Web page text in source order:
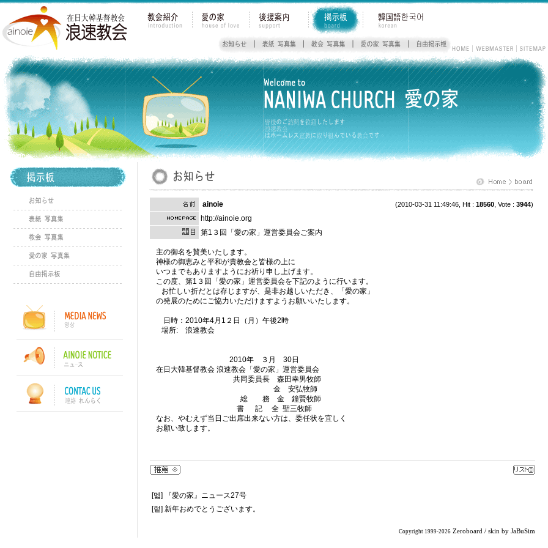
ainoie (2010-03-31 11:49:46, Hit : 18560 , Vote : 3944)
http://ainoie.org
第1３回「愛の家」運営委員会ご案内
主の御名を賛美いたします。
神様の御恵みと平和が貴教会と皆様の上に
いつまでもありますようにお祈り申し上げます。
この度、第1３回「愛の家」運営委員会を下記のように行います。
お忙しい折だとは存じますが、是非お越しいただき、「愛の家」
の発展のためにご協力いただけますようお願いいたします。
日時：2010年4月1２日（月）午後2時
場所: 浪速教会
2010年 ３月 30日
在日大韓基督教会 浪速教会「愛の家」運営委員会
共同委員長 森田幸男牧師
金 安弘牧師
総 務 金 鐘賢牧師
書 記 全 聖三牧師
なお、やむえず当日ご出席出来ない方は、委任状を宜しく
お願い致します。
[멟]
『愛の家』ニュース27号
[렅] 新年おめでとうございます。
Copyright 1999-2026 Zeroboard / skin by JaBuSim